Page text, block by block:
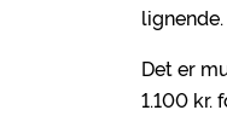
Det er
1.100 kr.